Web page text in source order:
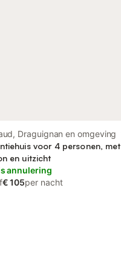
Draguignan en omgeving
voor 4 personen, met
en uitzicht
annulering
€ 105per nacht